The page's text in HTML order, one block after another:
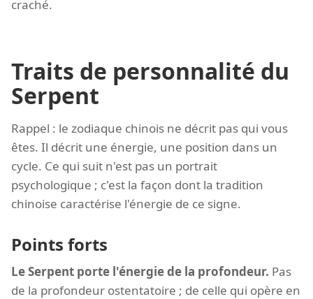
craché.
Traits de personnalité du
Serpent
Rappel : le zodiaque chinois ne décrit pas qui vous
êtes. Il décrit une énergie, une position dans un
cycle. Ce qui suit n'est pas un portrait
psychologique ; c'est la façon dont la tradition
chinoise caractérise l'énergie de ce signe.
Points forts
Le Serpent porte l'énergie de la profondeur. Pas
de la profondeur ostentatoire ; de celle qui opère en